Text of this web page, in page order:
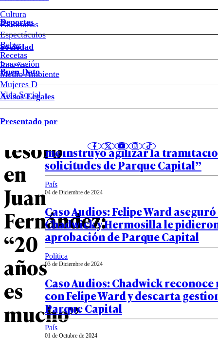
Cultura
Panoramas
Espectáculos
Beber
Recetas
Reseñas
Deportes
Sociedad
Innovación
Medio Ambiente
Mujeres D
Vida Social
Buen Dato
Avisos Legales
Presentado por
Felipe
Ward
por
polémica
búsqueda
de
tesoro
en
Juan
Fernández:
“20
años
es
mucho”
Notas relacionadas
04 de Diciembre de 2024
Ex seremi de Vivienda ante
me instruyó agilizar la
solicitudes de Parque Capital”
País
04 de Diciembre de 2024
Caso Audios: Felipe Ward
Chadwick y Hermosilla le
aprobación de Parque Capital
Política
03 de Diciembre de 2024
Caso Audios: Chadwick
con Felipe Ward y descarta
Parque Capital
País
01 de Octubre de 2024